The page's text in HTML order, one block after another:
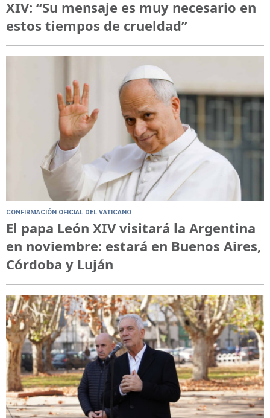
XIV: “Su mensaje es muy necesario en
estos tiempos de crueldad”
CONFIRMACIÓN OFICIAL DEL VATICANO
El papa León XIV visitará la Argentina
en noviembre: estará en Buenos Aires,
Córdoba y Luján